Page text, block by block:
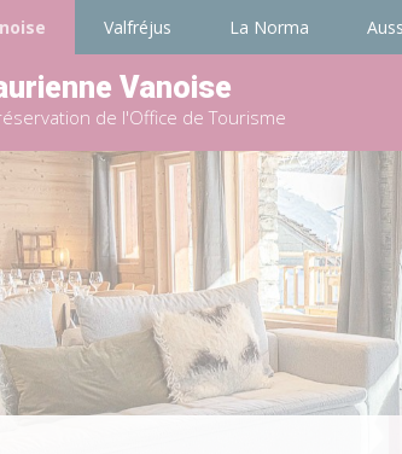
Valfréjus La Norma
Vanoise
de l'Office de Tourisme